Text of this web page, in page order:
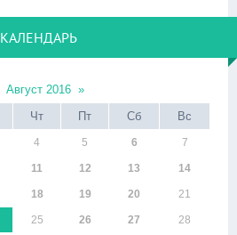
КАЛЕНДАРЬ
Август 2016 »
Чт Пт Сб Вс
4 5 6 7
11 12 13 14
18 19 20 21
25 26 27 28